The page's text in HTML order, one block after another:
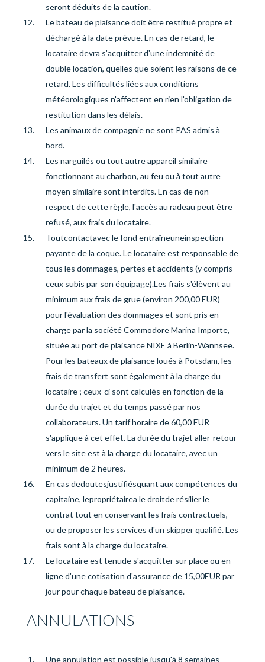
seront déduits de la caution.
Le bateau de plaisance doit être restitué propre et
déchargé à la date prévue. En cas de retard, le
locataire devra s'acquitter d'une indemnité de
double location, quelles que soient les raisons de ce
retard. Les difficultés liées aux conditions
météorologiques n'affectent en rien l'obligation de
restitution dans les délais.
Les animaux de compagnie ne sont PAS admis à
bord.
Les narguilés ou tout autre appareil similaire
fonctionnant au charbon, au feu ou à tout autre
moyen similaire sont interdits. En cas de non-
respect de cette règle, l'accès au radeau peut être
refusé, aux frais du locataire.
Toutcontactavec le fond entraîneuneinspection
payante de la coque. Le locataire est responsable de
tous les dommages, pertes et accidents (y compris
ceux subis par son équipage).Les frais s'élèvent au
minimum aux frais de grue (environ 200,00 EUR)
pour l'évaluation des dommages et sont pris en
charge par la société Commodore Marina Importe,
située au port de plaisance NIXE à Berlin-Wannsee.
Pour les bateaux de plaisance loués à Potsdam, les
frais de transfert sont également à la charge du
locataire ; ceux-ci sont calculés en fonction de la
durée du trajet et du temps passé par nos
collaborateurs. Un tarif horaire de 60,00 EUR
s'applique à cet effet. La durée du trajet aller-retour
vers le site est à la charge du locataire, avec un
minimum de 2 heures.
En cas dedoutesjustifiésquant aux compétences du
capitaine, lepropriétairea le droitde résilier le
contrat tout en conservant les frais contractuels,
ou de proposer les services d'un skipper qualifié. Les
frais sont à la charge du locataire.
Le locataire est tenude s'acquitter sur place ou en
ligne d'une cotisation d'assurancede 15,00EUR par
jourpour chaque bateau de plaisance.
ANNULATIONS
Une annulation est possible jusqu'à 8 semaines